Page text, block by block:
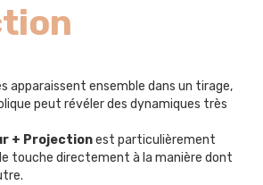
apparaissent ensemble dans un tirage,
peut révéler des dynamiques très
+ Projectionest particulièrement
touche directement à la manière dont